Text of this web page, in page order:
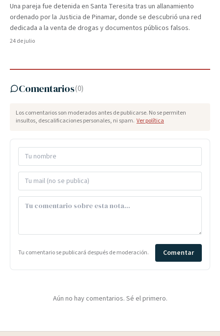
Una pareja fue detenida en Santa Teresita tras un allanamiento
ordenado por la Justicia de Pinamar, donde se descubrió una red
dedicada a la venta de drogas y documentos públicos falsos.
24 de julio
Comentarios(0)
Los comentarios son moderados antes de publicarse. No se permiten
insultos, descalificaciones personales, ni spam. Ver política
Tu comentario se publicará después de moderación. Comentar
Aún no hay comentarios. Sé el primero.